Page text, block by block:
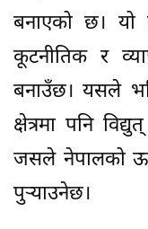
बनाएको छ। यो
कूटनीतिक र
बनाउँछ। यसले
क्षेत्रमा पनि
जसले नेपालको
पुर्‍याउनेछ।